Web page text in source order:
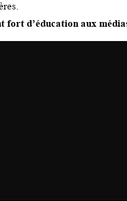
fort d’éducation aux